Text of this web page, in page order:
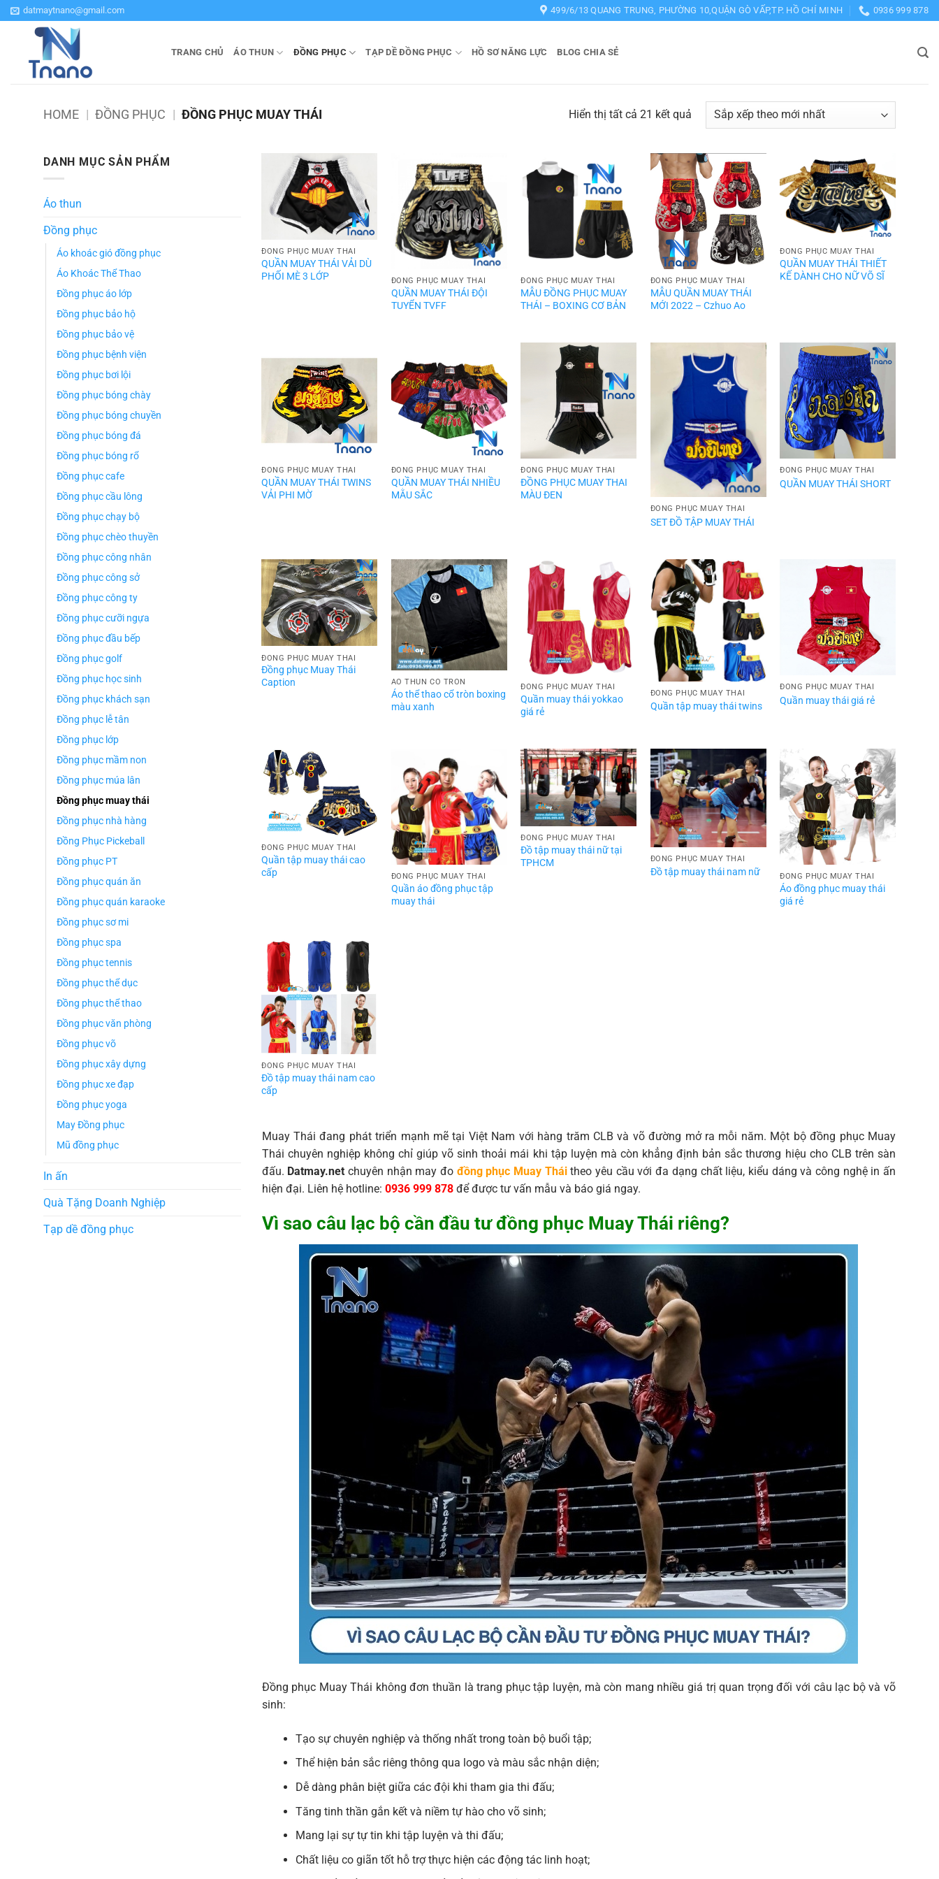
Bỏ
qua
datmaytnano@gmail.com 499/6/13 QUANG TRUNG, PHƯỜNG 10,QUẬN GÒ VẤP,TP. HỒ CHÍ MINH 0936 999 878
TRANG CHỦ ÁO THUN ĐỒNG PHỤC TẠP DỀ ĐỒNG PHỤC HỒ SƠ NĂNG LỰC BLOG CHIA SẺ
HOME | ĐỒNG PHỤC | ĐỒNG PHỤC MUAY THÁI Hiển thị tất cả 21 kết quảĐã
sắp
theo
mới
nhất
DANH MỤC SẢN PHẨM
Áo thun
Đồng phục
Áo khoác gió đồng phục
Áo Khoác Thể Thao
Đồng phục áo lớp
Đồng phục bảo hộ
Đồng phục bảo vệ
Đồng phục bệnh viện
Đồng phục bơi lội
Đồng phục bóng chày
Đồng phục bóng chuyền
Đồng phục bóng đá
Đồng phục bóng rổ
Đồng phục cafe
Đồng phục cầu lông
Đồng phục chạy bộ
Đồng phục chèo thuyền
Đồng phục công nhân
Đồng phục công sở
Đồng phục công ty
Đồng phục cưỡi ngựa
Đồng phục đầu bếp
Đồng phục golf
Đồng phục học sinh
Đồng phục khách sạn
Đồng phục lễ tân
Đồng phục lớp
Đồng phục mầm non
Đồng phục múa lân
Đồng phục muay thái
Đồng phục nhà hàng
Đồng Phục Pickeball
Đồng phục PT
Đồng phục quán ăn
Đồng phục quán karaoke
Đồng phục sơ mi
Đồng phục spa
Đồng phục tennis
Đồng phục thể dục
Đồng phục thể thao
Đồng phục văn phòng
Đồng phục võ
Đồng phục xây dựng
Đồng phục xe đạp
Đồng phục yoga
May Đồng phục
Mũ đồng phục
In ấn
Quà Tặng Doanh Nghiệp
Tạp dề đồng phục
ĐỒNG PHỤC MUAY THÁI
QUẦN MUAY THÁI VẢI DÙ
PHỐI MÈ 3 LỚP
ĐỒNG PHỤC MUAY THÁI
QUẦN MUAY THÁI ĐỘI
TUYỂN TVFF
ĐỒNG PHỤC MUAY THÁI
MẪU ĐỒNG PHỤC MUAY
THÁI – BOXING CƠ BẢN
ĐỒNG PHỤC MUAY THÁI
MẪU QUẦN MUAY THÁI
MỚI 2022 – Czhuo Ao
ĐỒNG PHỤC MUAY THÁI
QUẦN MUAY THÁI THIẾT
KẾ DÀNH CHO NỮ VÕ SĨ
ĐỒNG PHỤC MUAY THÁI
QUẦN MUAY THÁI TWINS
VẢI PHI MỜ
ĐỒNG PHỤC MUAY THÁI
QUẦN MUAY THÁI NHIỀU
MẰU SẮC
ĐỒNG PHỤC MUAY THÁI
ĐỒNG PHỤC MUAY THAI
MÀU ĐEN
ĐỒNG PHỤC MUAY THÁI
SET ĐỒ TẬP MUAY THÁI
ĐỒNG PHỤC MUAY THÁI
QUẦN MUAY THÁI SHORT
ĐỒNG PHỤC MUAY THÁI
Đồng phục Muay Thái
Caption
ÁO THUN CỔ TRÒN
Áo thể thao cổ tròn boxing
màu xanh
ĐỒNG PHỤC MUAY THÁI
Quần muay thái yokkao
giá rẻ
ĐỒNG PHỤC MUAY THÁI
Quần tập muay thái twins
ĐỒNG PHỤC MUAY THÁI
Quần muay thái giá rẻ
ĐỒNG PHỤC MUAY THÁI
Quần tập muay thái cao
cấp
ĐỒNG PHỤC MUAY THÁI
Quần áo đồng phục tập
muay thái
ĐỒNG PHỤC MUAY THÁI
Đồ tập muay thái nữ tại
TPHCM
ĐỒNG PHỤC MUAY THÁI
Đồ tập muay thái nam nữ ĐỒNG PHỤC MUAY THÁI
Áo đồng phục muay thái
giá rẻ
ĐỒNG PHỤC MUAY THÁI
Đồ tập muay thái nam cao
cấp
Muay Thái đang phát triển mạnh mẽ tại Việt Nam với hàng trăm CLB và võ đường mở ra mỗi năm. Một bộ đồng phục Muay
Thái chuyên nghiệp không chỉ giúp võ sinh thoải mái khi tập luyện mà còn khẳng định bản sắc thương hiệu cho CLB trên sàn
đấu. Datmay.net chuyên nhận may đo đồng phục Muay Tháitheo yêu cầu với đa dạng chất liệu, kiểu dáng và công nghệ in ấn
hiện đại. Liên hệ hotline: 0936 999 878để được tư vấn mẫu và báo giá ngay.
Vì sao câu lạc bộ cần đầu tư đồng phục Muay Thái riêng?
Đồng phục Muay Thái không đơn thuần là trang phục tập luyện, mà còn mang nhiều giá trị quan trọng đối với câu lạc bộ và võ
sinh:
Tạo sự chuyên nghiệp và thống nhất trong toàn bộ buổi tập;
Thể hiện bản sắc riêng thông qua logo và màu sắc nhận diện;
Dễ dàng phân biệt giữa các đội khi tham gia thi đấu;
Tăng tinh thần gắn kết và niềm tự hào cho võ sinh;
Mang lại sự tự tin khi tập luyện và thi đấu;
Chất liệu co giãn tốt hỗ trợ thực hiện các động tác linh hoạt;